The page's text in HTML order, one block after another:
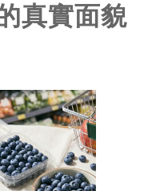
真實面貌